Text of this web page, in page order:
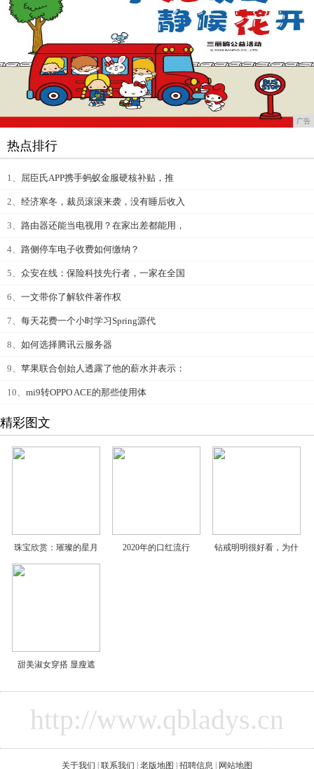
广告
热点排行
1、 屈臣氏APP携手蚂蚁金服硬核补贴，推
2、 经济寒冬，裁员滚滚来袭，没有睡后收入
3、 路由器还能当电视用？在家出差都能用，
4、 路侧停车电子收费如何缴纳？
5、 众安在线：保险科技先行者，一家在全国
6、 一文带你了解软件著作权
7、 每天花费一个小时学习Spring源代
8、 如何选择腾讯云服务器
9、 苹果联合创始人透露了他的薪水并表示：
10、 mi9转OPPO ACE的那些使用体
精彩图文
珠宝欣赏：璀璨的星月 2020年的口红流行 钻戒明明很好看，为什
甜美淑女穿搭 显瘦遮
http://www.qbladys.cn
关于我们 联系我们 老版地图 招聘信息 网站地图